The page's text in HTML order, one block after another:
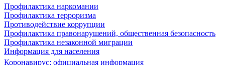
Профилактика наркомании
Профилактика терроризма
Противодействие коррупции
Профилактика правонарушений, общественная безопасность
Профилактика незаконной миграции
Информация для населения
Коронавирус: официальная информация